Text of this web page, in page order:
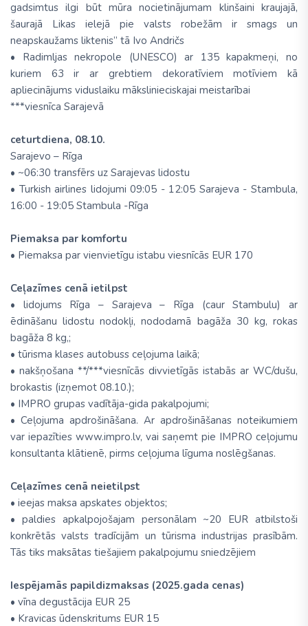
gadsimtus ilgi būt mūra nocietinājumam klinšaini kraujajā,
šaurajā Likas ielejā pie valsts robežām ir smags un
neapskaužams liktenis” tā Ivo Andričs
• Radimljas nekropole (UNESCO) ar 135 kapakmeņi, no
kuriem 63 ir ar grebtiem dekoratīviem motīviem kā
apliecinājums viduslaiku mākslinieciskajai meistarībai
***viesnīca Sarajevā
ceturtdiena, 08.10.
Sarajevo – Rīga
• ~06:30 transfērs uz Sarajevas lidostu
• Turkish airlines lidojumi 09:05 - 12:05 Sarajeva - Stambula,
16:00 - 19:05 Stambula -Rīga
Piemaksa par komfortu
• Piemaksa par vienvietīgu istabu viesnīcās EUR 170
Ceļazīmes cenā ietilpst
• lidojums Rīga – Sarajeva – Rīga (caur Stambulu) ar
ēdināšanu lidostu nodokļi, nododamā bagāža 30 kg, rokas
bagāža 8 kg,;
• tūrisma klases autobuss ceļojuma laikā;
• nakšņošana **/***viesnīcās divvietīgās istabās ar WC/dušu,
brokastis (izņemot 08.10.);
• IMPRO grupas vadītāja-gida pakalpojumi;
• Ceļojuma apdrošināšana. Ar apdrošināšanas noteikumiem
var iepazīties www.impro.lv, vai saņemt pie IMPRO ceļojumu
konsultanta klātienē, pirms ceļojuma līguma noslēgšanas.
Ceļazīmes cenā neietilpst
• ieejas maksa apskates objektos;
• paldies apkalpojošajam personālam ~20 EUR atbilstoši
konkrētās valsts tradīcijām un tūrisma industrijas prasībām.
Tās tiks maksātas tiešajiem pakalpojumu sniedzējiem
Iespējamās papildizmaksas (2025.gada cenas)
• vīna degustācija EUR 25
• Kravicas ūdenskritums EUR 15